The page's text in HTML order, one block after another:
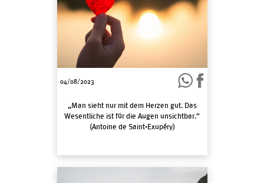
04/08/2023
„Man sieht nur mit dem Herzen gut. Das
Wesentliche ist für die Augen unsichtbar.“
(Antoine de Saint-Exupéry)